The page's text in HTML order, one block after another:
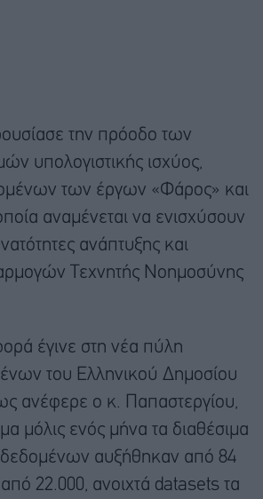
την πρόοδο των
υπολογιστικής ισχύος,
των έργων «Φάρος» και
αναμένεται να ενισχύσουν
ανάπτυξης και
Τεχνητής Νοημοσύνης
έγινε στη νέα πύλη
του Ελληνικού Δημοσίου
ανέφερε ο κ. Παπαστεργίου,
μόλις ενός μήνα τα διαθέσιμα
δεδομένων αυξήθηκαν από 84
22.000, ανοιχτά datasets τα